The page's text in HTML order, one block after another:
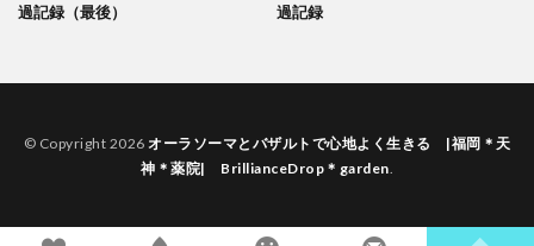
過記録（最後）
過記録
© Copyright 2026 オーラソーマとバザルトで心地よく生きる |福岡＊天
神＊薬院| BrillianceDrop＊garden